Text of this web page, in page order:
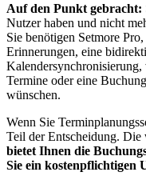
Auf den Punkt gebracht:
Nutzer haben und nicht
Sie benötigen Setmore
Erinnerungen, eine
Termine oder eine
wünschen.
Wenn Sie
Teil der Entscheidung. Die
bietet Ihnen die
Sie ein kostenpflichtigen